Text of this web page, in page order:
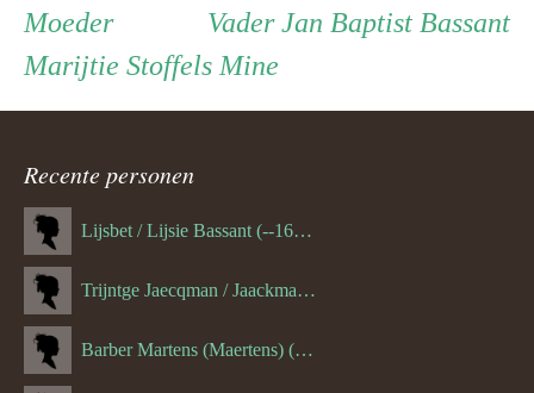
Persoon
ouder
navigatie
VaderVader
Jan Baptist Bassant
MoederMoeder
Marijtie Stoffels Mine
Recente personen
Lijsbet / Lijsie Bassant (--1687)
Trijntge Jaecqman / Jaackman (--1651)
Barber Martens (Maertens) (--1658)